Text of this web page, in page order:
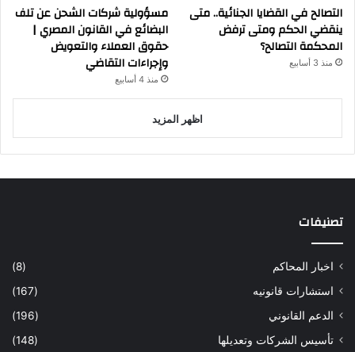
التصالح في القضايا الجنائية.. متى
ينقضي الحكم ومتى ترفض
المحكمة التصالح؟
منذ 3 أسابيع
مسؤولية شركات الشحن عن تلف
البضائع في القانون المصري |
حقوق العملاء والتعويض
وإجراءات التقاضي
منذ 4 أسابيع
اظهر المزيد
تصنيفات
اخبار المحاكم
(8)
استشارات قانونيه
(167)
الدعم القانوني
(196)
تأسيس الشركات وتعديلها
(148)